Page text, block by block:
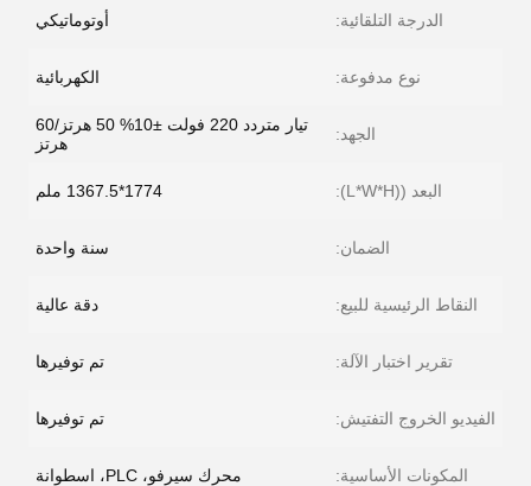
الدرجة التلقائية: أوتوماتيكي
نوع مدفوعة: الكهربائية
الجهد:
تيار متردد 220 فولت ±10% 50 هرتز/60
هرتز
البعد ((L*W*H): 1774*1367.5 ملم
الضمان: سنة واحدة
النقاط الرئيسية للبيع: دقة عالية
تقرير اختبار الآلة: تم توفيرها
الفيديو الخروج التفتيش: تم توفيرها
المكونات الأساسية: محرك سيرفو، PLC، اسطوانة